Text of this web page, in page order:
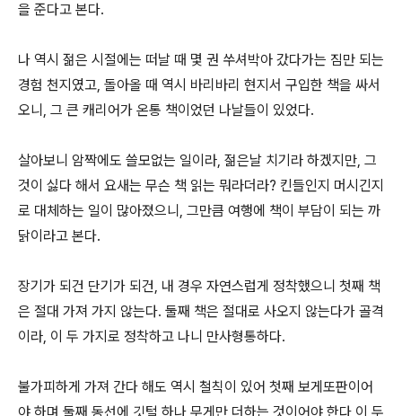
을 준다고 본다.
나 역시 젊은 시절에는 떠날 때 몇 권 쑤셔박아 갔다가는 짐만 되는
경험 천지였고, 돌아올 때 역시 바리바리 현지서 구입한 책을 싸서
오니, 그 큰 캐리어가 온통 책이었던 나날들이 있었다.
살아보니 암짝에도 쓸모없는 일이라, 젊은날 치기라 하겠지만, 그
것이 싫다 해서 요새는 무슨 책 읽는 뭐라더라? 킨들인지 머시긴지
로 대체하는 일이 많아졌으니, 그만큼 여행에 책이 부담이 되는 까
닭이라고 본다.
장기가 되건 단기가 되건, 내 경우 자연스럽게 정착했으니 첫째 책
은 절대 가져 가지 않는다. 둘째 책은 절대로 사오지 않는다가 골격
이라, 이 두 가지로 정착하고 나니 만사형통하다.
불가피하게 가져 간다 해도 역시 철칙이 있어 첫째 보게또판이어
야 하며 둘째 동선에 깃털 하나 무게만 더하는 것이어야 한다 이 두